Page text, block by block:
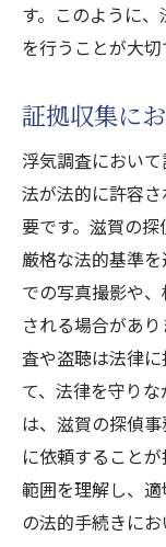
す。このように
を行うことが大切
証拠収集に
浮気調査におい
法が法的に許容
要です。滋賀の探
厳格な法的基準
での写真撮影や
される場合があ
査や盗聴は法律
て、法律を守り
は、滋賀の探偵
に依頼すること
範囲を理解し、
の法的手続きにお